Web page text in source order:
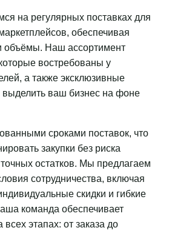
на регулярных поставках для
обеспечивая
объёмы. Наш ассортимент
востребованы у
а также эксклюзивные
ваш бизнес на фоне
сроками поставок, что
закупки без риска
остатков. Мы предлагаем
сотрудничества, включая
скидки и гибкие
команда обеспечивает
этапах: от заказа до